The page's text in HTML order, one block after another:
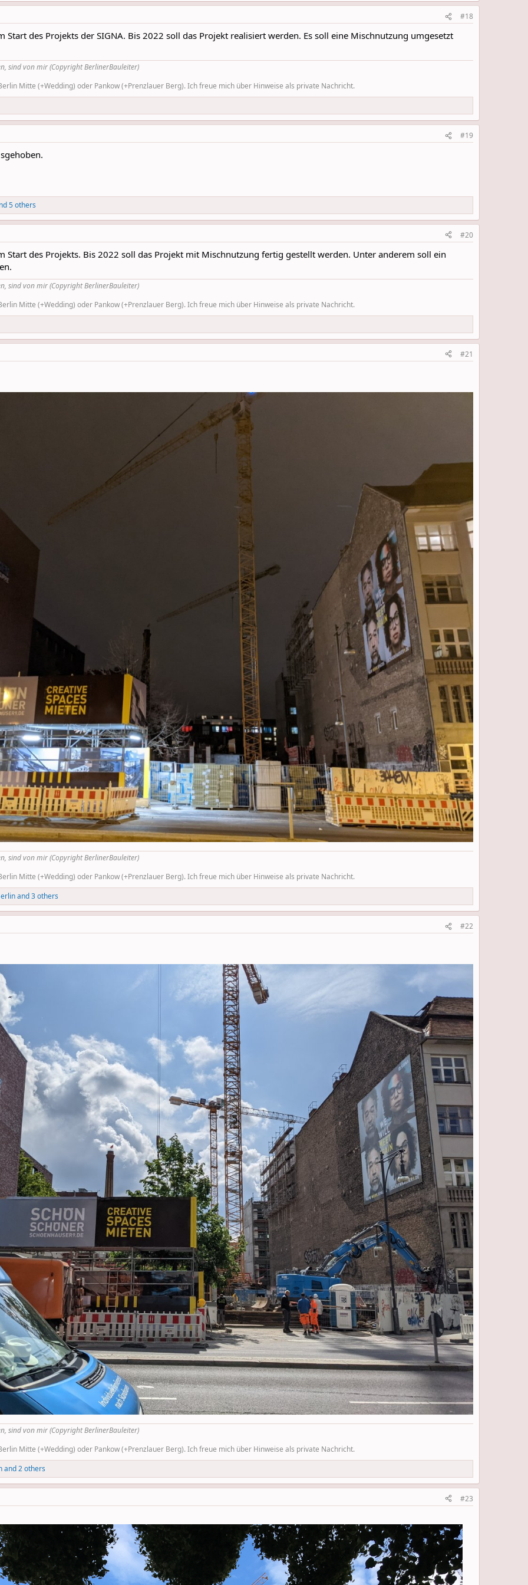
#18
Start des Projekts der SIGNA. Bis 2022 soll das Projekt realisiert werden. Es soll eine Mischnutzung umgesetzt
sind von mir (Copyright BerlinerBauleiter)
Mitte (+Wedding) oder Pankow (+Prenzlauer Berg). Ich freue mich über Hinweise als private Nachricht.
#19
5 others
#20
Start des Projekts. Bis 2022 soll das Projekt mit Mischnutzung fertig gestellt werden. Unter anderem soll ein
sind von mir (Copyright BerlinerBauleiter)
Mitte (+Wedding) oder Pankow (+Prenzlauer Berg). Ich freue mich über Hinweise als private Nachricht.
#21
sind von mir (Copyright BerlinerBauleiter)
Mitte (+Wedding) oder Pankow (+Prenzlauer Berg). Ich freue mich über Hinweise als private Nachricht.
and 3 others
#22
sind von mir (Copyright BerlinerBauleiter)
Mitte (+Wedding) oder Pankow (+Prenzlauer Berg). Ich freue mich über Hinweise als private Nachricht.
and 2 others
#23